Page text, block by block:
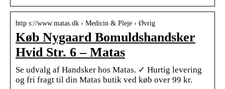
http s://www.matas.dk › Medicin & Pleje › Øvrig
Køb Nygaard Bomuldshandsker
Hvid Str. 6 – Matas
Se udvalg af Handsker hos Matas. ✓ Hurtig levering
og fri fragt til din Matas butik ved køb over 99 kr.